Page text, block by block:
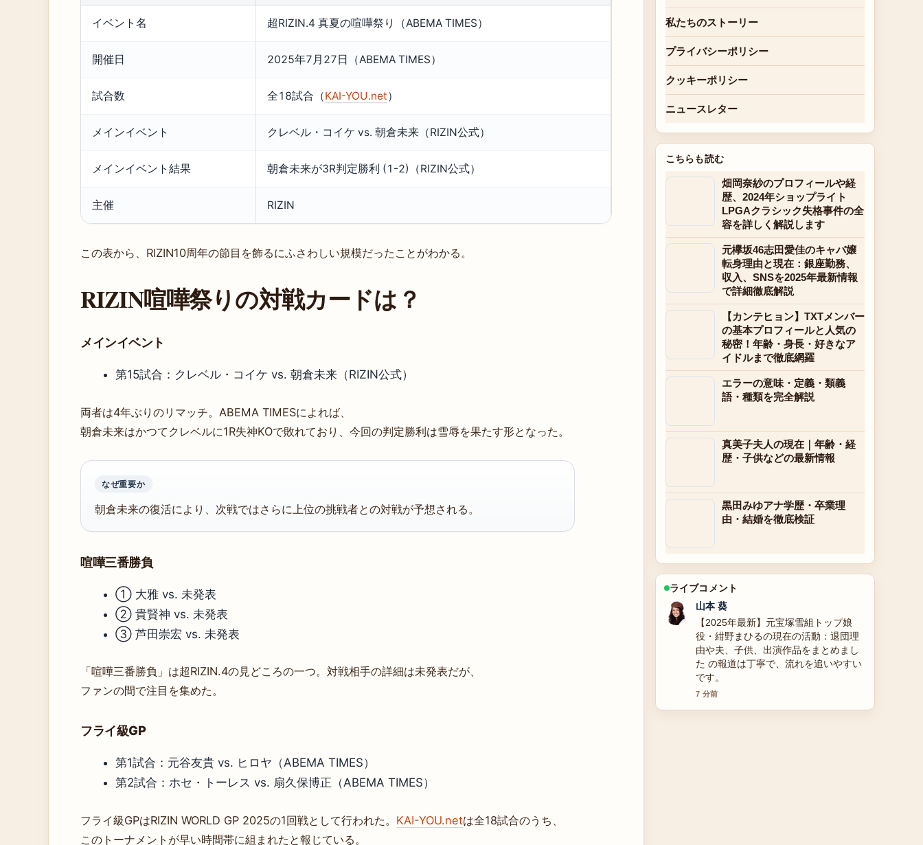
イベント名 超RIZIN.4 真夏の喧嘩祭り（ABEMA TIMES）
開催日 2025年7月27日（ABEMA TIMES）
試合数 全18試合（KAI-YOU.net）
メインイベント クレベル・コイケ vs. 朝倉未来（RIZIN公式）
メインイベント結果 朝倉未来が3R判定勝利 (1-2)（RIZIN公式）
主催 RIZIN
この表から、RIZIN10周年の節目を飾るにふさわしい規模だったことがわかる。
RIZIN喧嘩祭りの対戦カードは？
メインイベント
第15試合：クレベル・コイケ vs. 朝倉未来（RIZIN公式）
両者は4年ぶりのリマッチ。ABEMA TIMESによれば、
朝倉未来はかつてクレベルに1R失神KOで敗れており、今回の判定勝利は雪辱を果たす形となった。
なぜ重要か
朝倉未来の復活により、次戦ではさらに上位の挑戦者との対戦が予想される。
喧嘩三番勝負
① 大雅 vs. 未発表
② 貴賢神 vs. 未発表
③ 芦田崇宏 vs. 未発表
「喧嘩三番勝負」は超RIZIN.4の見どころの一つ。対戦相手の詳細は未発表だが、
ファンの間で注目を集めた。
フライ級GP
第1試合：元谷友貴 vs. ヒロヤ（ABEMA TIMES）
第2試合：ホセ・トーレス vs. 扇久保博正（ABEMA TIMES）
フライ級GPはRIZIN WORLD GP 2025の1回戦として行われた。 KAI-YOU.netは全18試合のうち、
このトーナメントが早い時間帯に組まれたと報じている。
私たちのストーリー
プライバシーポリシー
クッキーポリシー
ニュースレター
こちらも読む
畑岡奈紗のプロフィールや経
歴、2024年ショップライト
LPGAクラシック失格事件の全
容を詳しく解説します
元欅坂46志田愛佳のキャバ嬢
転身理由と現在：銀座勤務、
収入、SNSを2025年最新情報
で詳細徹底解説
【カンテヒョン】TXTメンバー
の基本プロフィールと人気の
秘密！年齢・身長・好きなア
イドルまで徹底網羅
エラーの意味・定義・類義
語・種類を完全解説
真美子夫人の現在｜年齢・経
歴・子供などの最新情報
黒田みゆアナ学歴・卒業理
由・結婚を徹底検証
ライブコメント
加藤 海斗
天野佳代子の経歴・現在の活動・美容
法を徹底解説！69歳の美容ジャーナリ
ストが教えるアンチエイジングの秘訣
周辺の検証がしっかりしていて安心感
があります。
9 分前